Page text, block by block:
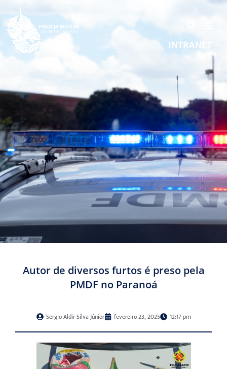
INTRANET
Autor de diversos furtos é preso pela
PMDF no Paranoá
Sergio Aldir Silva Júnior fevereiro 23, 2025 12:17 pm